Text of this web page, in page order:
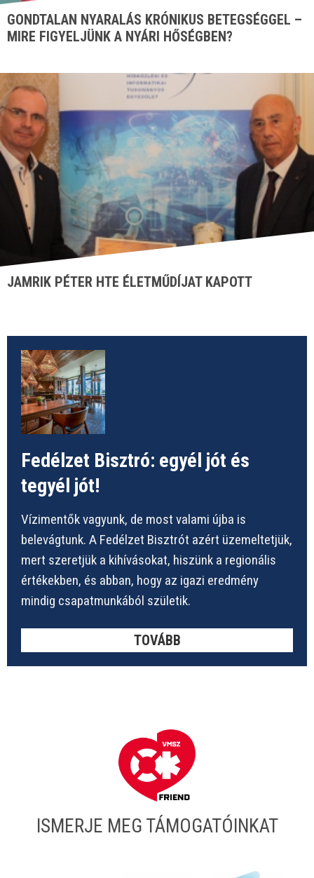
GONDTALAN NYARALÁS KRÓNIKUS BETEGSÉGGEL –
MIRE FIGYELJÜNK A NYÁRI HŐSÉGBEN?
JAMRIK PÉTER HTE ÉLETMŰDÍJAT KAPOTT
Fedélzet Bisztró: egyél jót és
tegyél jót!
Vízimentők vagyunk, de most valami újba is
belevágtunk. A Fedélzet Bisztrót azért üzemeltetjük,
mert szeretjük a kihívásokat, hiszünk a regionális
értékekben, és abban, hogy az igazi eredmény
mindig csapatmunkából születik.
TOVÁBB
ISMERJE MEG TÁMOGATÓINKAT